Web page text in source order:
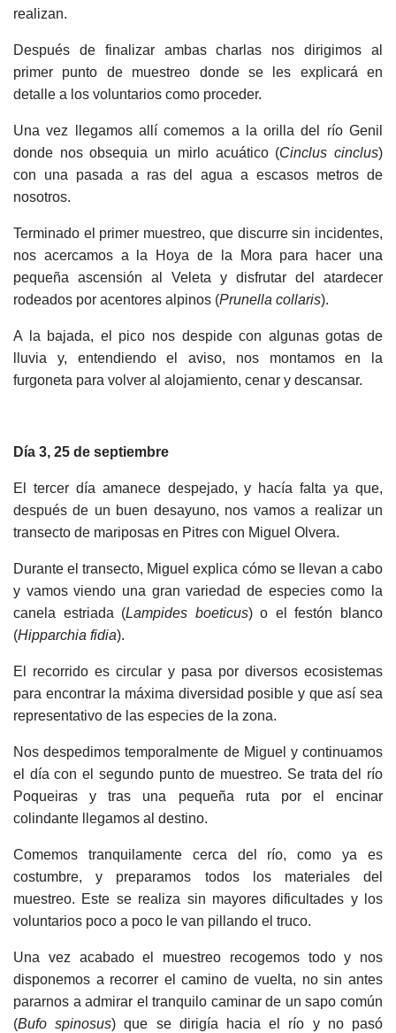
realizan.
Después de finalizar ambas charlas nos dirigimos al
primer punto de muestreo donde se les explicará en
detalle a los voluntarios como proceder.
Una vez llegamos allí comemos a la orilla del río Genil
donde nos obsequia un mirlo acuático (Cinclus cinclus)
con una pasada a ras del agua a escasos metros de
nosotros.
Terminado el primer muestreo, que discurre sin incidentes,
nos acercamos a la Hoya de la Mora para hacer una
pequeña ascensión al Veleta y disfrutar del atardecer
rodeados por acentores alpinos (Prunella collaris).
A la bajada, el pico nos despide con algunas gotas de
lluvia y, entendiendo el aviso, nos montamos en la
furgoneta para volver al alojamiento, cenar y descansar.
Día 3, 25 de septiembre
El tercer día amanece despejado, y hacía falta ya que,
después de un buen desayuno, nos vamos a realizar un
transecto de mariposas en Pitres con Miguel Olvera.
Durante el transecto, Miguel explica cómo se llevan a cabo
y vamos viendo una gran variedad de especies como la
canela estriada (Lampides boeticus) o el festón blanco
(Hipparchia fidia).
El recorrido es circular y pasa por diversos ecosistemas
para encontrar la máxima diversidad posible y que así sea
representativo de las especies de la zona.
Nos despedimos temporalmente de Miguel y continuamos
el día con el segundo punto de muestreo. Se trata del río
Poqueiras y tras una pequeña ruta por el encinar
colindante llegamos al destino.
Comemos tranquilamente cerca del río, como ya es
costumbre, y preparamos todos los materiales del
muestreo. Este se realiza sin mayores dificultades y los
voluntarios poco a poco le van pillando el truco.
Una vez acabado el muestreo recogemos todo y nos
disponemos a recorrer el camino de vuelta, no sin antes
pararnos a admirar el tranquilo caminar de un sapo común
(Bufo spinosus) que se dirigía hacia el río y no pasó